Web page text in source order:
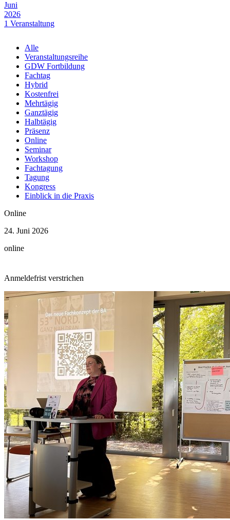
Juni
2026
1 Veranstaltung
2026
1 Veranstaltung
März
2026
1 Veranstaltung
November
2025
1 Veranstaltung
Alle
Veranstaltungsreihe
GDW Fortbildung
Fachtag
Hybrid
Kostenfrei
Mehrtägig
Ganztägig
Halbtägig
Präsenz
Online
Seminar
Workshop
Fachtagung
Tagung
Kongress
Einblick in die Praxis
Online
24. Juni 2026
online
Anmeldefrist verstrichen